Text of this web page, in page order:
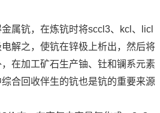
钪，在炼钪时将sccl3、kcl、licl
解之，使钪在锌极上析出，然后将
在加工矿石生产铀、钍和镧系元素
合回收伴生的钪也是钪的重要来源